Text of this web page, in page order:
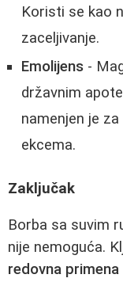
Koristi se kao
zaceljivanje.
Emolijens -
državnim
namenjen je
ekcema.
Zaključak
Borba sa suvim
nije nemoguća.
redovna